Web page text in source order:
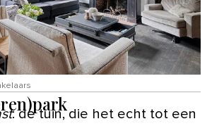
: de tuin, die het echt tot een